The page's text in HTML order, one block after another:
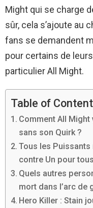
Might qui se charge
sûr, cela s’ajoute au
fans se demandent
pour certains de
particulier All Might.
Table of
Comment All
sans son Quirk ?
Tous les
contre Un pour
Quels autres
mort dans l’arc de
Hero Killer : Stain